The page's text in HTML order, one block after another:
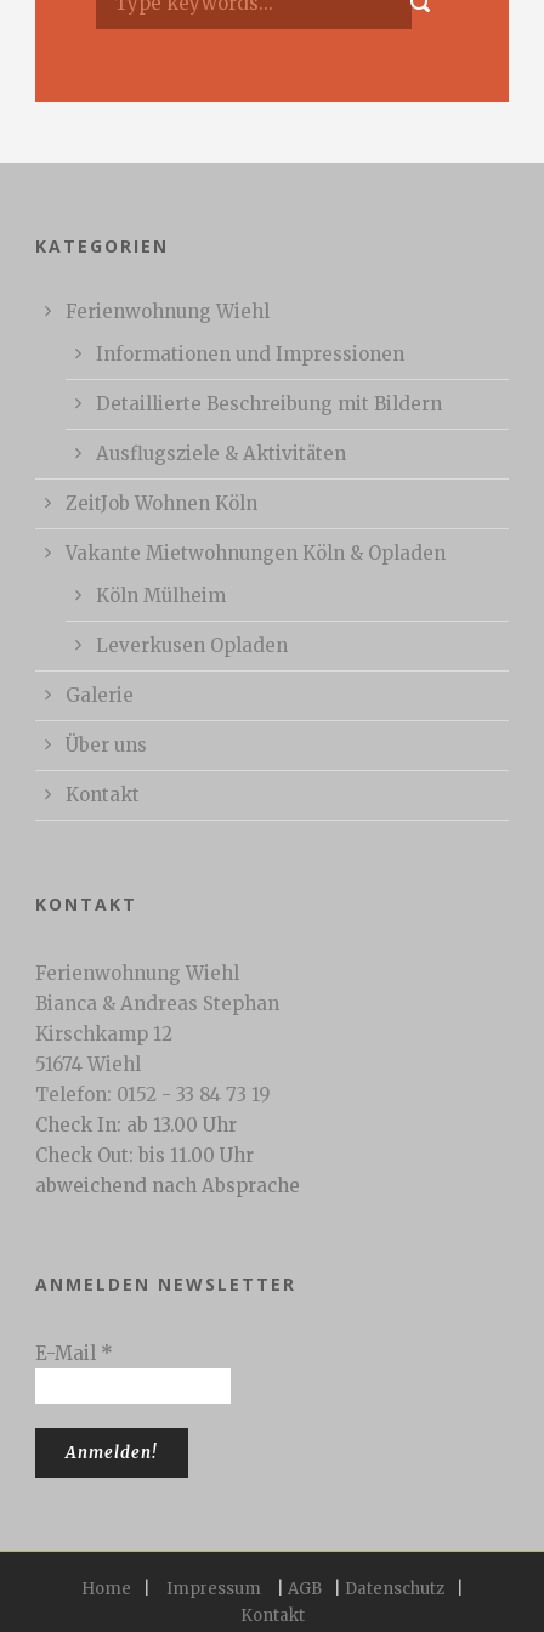
KATEGORIEN
Ferienwohnung Wiehl
Informationen und Impressionen
Detaillierte Beschreibung mit Bildern
Ausflugsziele & Aktivitäten
ZeitJob Wohnen Köln
Vakante Mietwohnungen Köln & Opladen
Köln Mülheim
Leverkusen Opladen
Galerie
Über uns
Kontakt
KONTAKT
Ferienwohnung Wiehl
Bianca & Andreas Stephan
Kirschkamp 12
51674 Wiehl
Telefon: 0152 - 33 84 73 19
Check In: ab 13.00 Uhr
Check Out: bis 11.00 Uhr
abweichend nach Absprache
ANMELDEN NEWSLETTER
E-Mail *
Home Impressum AGB Datenschutz
Kontakt